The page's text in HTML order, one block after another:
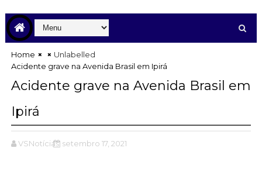
Home
Unlabelled
Acidente grave na Avenida Brasil em Ipirá
Acidente grave na Avenida Brasil em
Ipirá
VSNotícias setembro 17, 2021